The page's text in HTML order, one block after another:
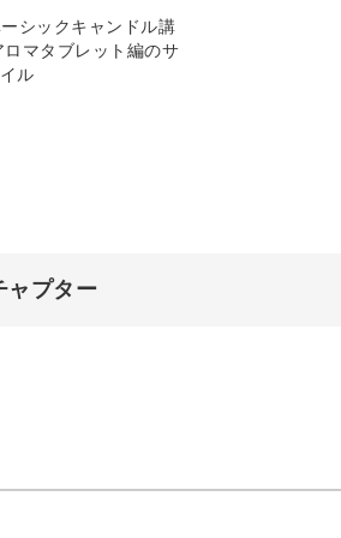
組み合わせによってはシックにも
す。
ャプター